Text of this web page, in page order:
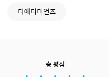
디애터미언즈
총 평점